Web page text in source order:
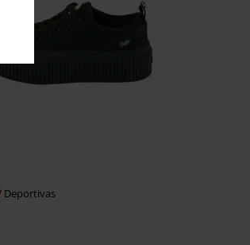
Deportivas